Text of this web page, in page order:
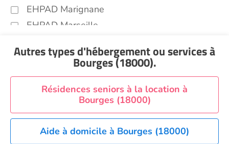
EHPAD Marignane
EHPAD Marseille
EHPAD Nantes
EHPAD Paris
EHPAD Royan
EHPAD Saint-Etienne
EHPAD Toulouse
Autres types d'hébergement ou servicesà
Bourges (18000).
Résidences seniors à la location à
Bourges (18000)
Aide à domicile à Bourges (18000)